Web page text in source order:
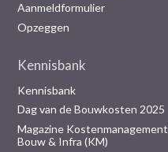
Aanmeldformulier
Opzeggen
Kennisbank
Kennisbank
Dag van de Bouwkosten 2025
Magazine Kostenmanagement
Bouw & Infra (KM)